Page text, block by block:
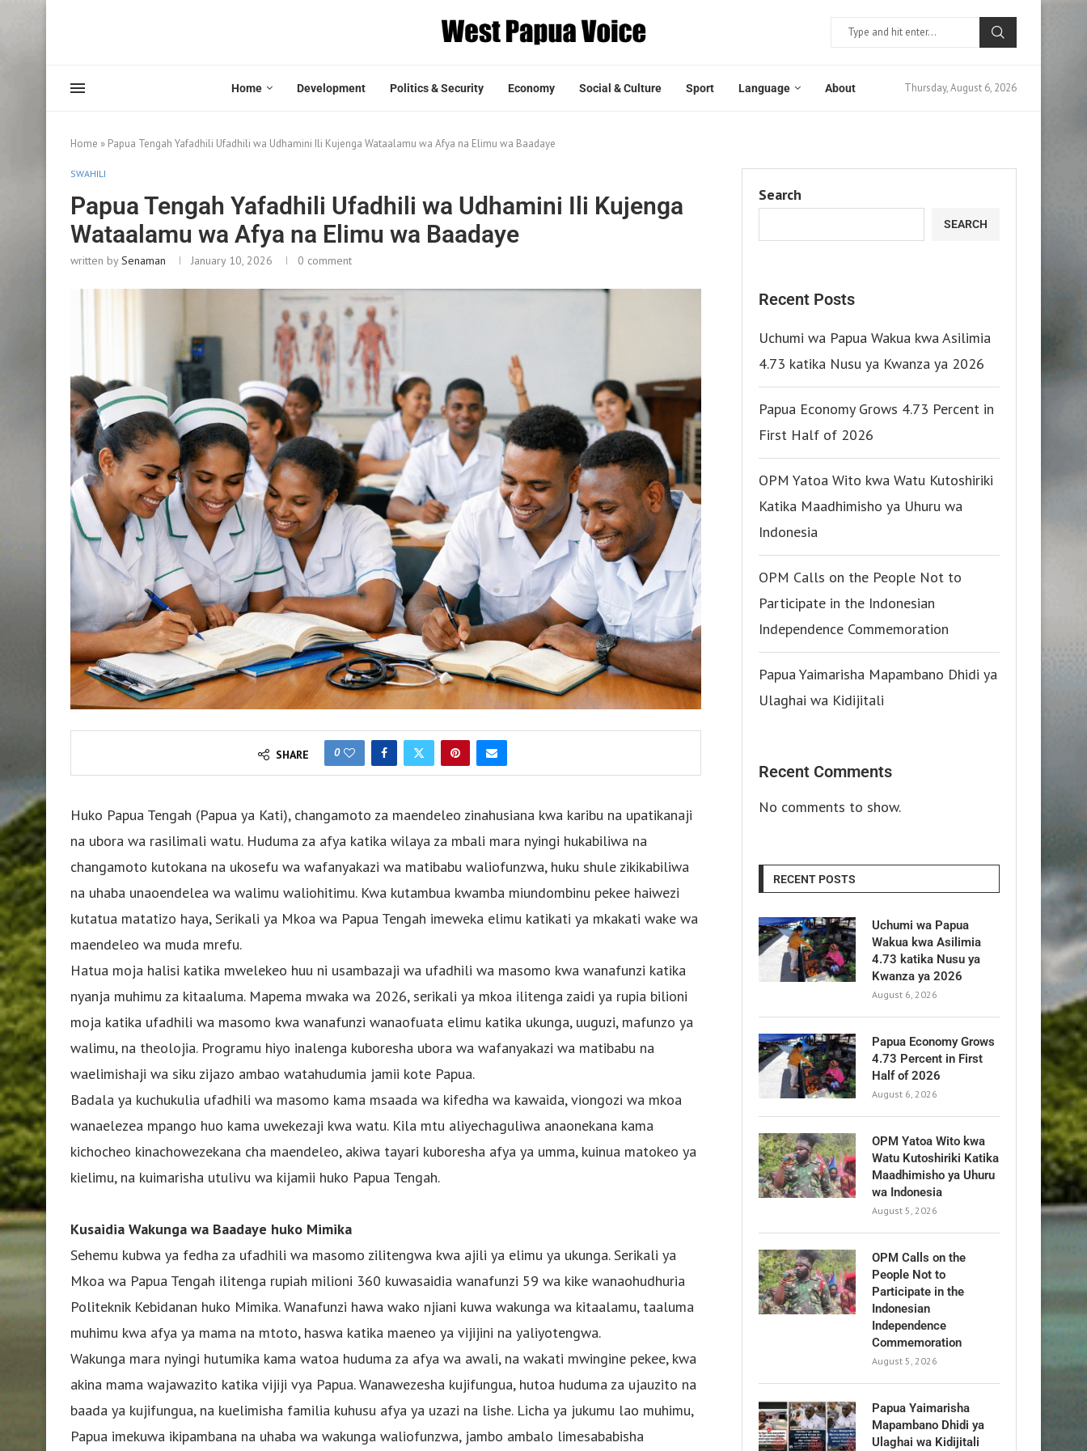
Home Development Politics & Security Economy Social & Culture Sport Language About Thursday, August 6, 2026
Home » Papua Tengah Yafadhili Ufadhili wa Udhamini Ili Kujenga Wataalamu wa Afya na Elimu wa Baadaye
SWAHILI
Papua Tengah Yafadhili Ufadhili wa Udhamini Ili Kujenga
Wataalamu wa Afya na Elimu wa Baadaye
written bySenaman January 10, 2026 0 comment
SHARE 0
Huko Papua Tengah (Papua ya Kati), changamoto za maendeleo zinahusiana kwa karibu na upatikanaji
na ubora wa rasilimali watu. Huduma za afya katika wilaya za mbali mara nyingi hukabiliwa na
changamoto kutokana na ukosefu wa wafanyakazi wa matibabu waliofunzwa, huku shule zikikabiliwa
na uhaba unaoendelea wa walimu waliohitimu. Kwa kutambua kwamba miundombinu pekee haiwezi
kutatua matatizo haya, Serikali ya Mkoa wa Papua Tengah imeweka elimu katikati ya mkakati wake wa
maendeleo wa muda mrefu.
Hatua moja halisi katika mwelekeo huu ni usambazaji wa ufadhili wa masomo kwa wanafunzi katika
nyanja muhimu za kitaaluma. Mapema mwaka wa 2026, serikali ya mkoa ilitenga zaidi ya rupia bilioni
moja katika ufadhili wa masomo kwa wanafunzi wanaofuata elimu katika ukunga, uuguzi, mafunzo ya
walimu, na theolojia. Programu hiyo inalenga kuboresha ubora wa wafanyakazi wa matibabu na
waelimishaji wa siku zijazo ambao watahudumia jamii kote Papua.
Badala ya kuchukulia ufadhili wa masomo kama msaada wa kifedha wa kawaida, viongozi wa mkoa
wanaelezea mpango huo kama uwekezaji kwa watu. Kila mtu aliyechaguliwa anaonekana kama
kichocheo kinachowezekana cha maendeleo, akiwa tayari kuboresha afya ya umma, kuinua matokeo ya
kielimu, na kuimarisha utulivu wa kijamii huko Papua Tengah.
Kusaidia Wakunga wa Baadaye huko Mimika
Sehemu kubwa ya fedha za ufadhili wa masomo zilitengwa kwa ajili ya elimu ya ukunga. Serikali ya
Mkoa wa Papua Tengah ilitenga rupiah milioni 360 kuwasaidia wanafunzi 59 wa kike wanaohudhuria
Politeknik Kebidanan huko Mimika. Wanafunzi hawa wako njiani kuwa wakunga wa kitaalamu, taaluma
muhimu kwa afya ya mama na mtoto, haswa katika maeneo ya vijijini na yaliyotengwa.
Wakunga mara nyingi hutumika kama watoa huduma za afya wa awali, na wakati mwingine pekee, kwa
akina mama wajawazito katika vijiji vya Papua. Wanawezesha kujifungua, hutoa huduma za ujauzito na
baada ya kujifungua, na kuelimisha familia kuhusu afya ya uzazi na lishe. Licha ya jukumu lao muhimu,
Papua imekuwa ikipambana na uhaba wa wakunga waliofunzwa, jambo ambalo limesababisha
Search
SEARCH
Recent Posts
Uchumi wa Papua Wakua kwa Asilimia
4.73 katika Nusu ya Kwanza ya 2026
Papua Economy Grows 4.73 Percent in
First Half of 2026
OPM Yatoa Wito kwa Watu Kutoshiriki
Katika Maadhimisho ya Uhuru wa
Indonesia
OPM Calls on the People Not to
Participate in the Indonesian
Independence Commemoration
Papua Yaimarisha Mapambano Dhidi ya
Ulaghai wa Kidijitali
Recent Comments
No comments to show.
RECENT POSTS
Uchumi wa Papua
Wakua kwa Asilimia
4.73 katika Nusu ya
Kwanza ya 2026
August 6, 2026
Papua Economy Grows
4.73 Percent in First
Half of 2026
August 6, 2026
OPM Yatoa Wito kwa
Watu Kutoshiriki Katika
Maadhimisho ya Uhuru
wa Indonesia
August 5, 2026
OPM Calls on the
People Not to
Participate in the
Indonesian
Independence
Commemoration
August 5, 2026
Papua Yaimarisha
Mapambano Dhidi ya
Ulaghai wa Kidijitali